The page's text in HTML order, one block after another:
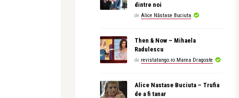
dintre noi
de Alice Năstase Buciuta
Then & Now – Mihaela
Radulescu
de revistatango.ro Marea Dragoste
Alice Nastase Buciuta – Trufia
de a fi tanar